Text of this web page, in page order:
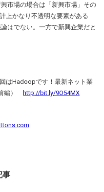
市場の場合は「新興市場」その
上かなり不透明な要素がある
はでない。一方で新興企業だと
はHadoopです！最新ネット業
編）
http://bit.ly/9O54MX
事